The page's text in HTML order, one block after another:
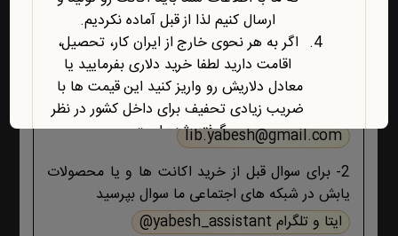
1- برای پشتیبانی اکانت ها و فروشگاه ، حتما و حتما
ابتدا تمام اطلاعات محصول، صفحه پشتیبانی و پیام
های ایمیلی ،تکمیل سفارش و ثبت سفارش را مطالعه
کنید اگر هیچ جوابی برای مشکل شما نبود آنگاه ایمیل
lib.yabesh@gmail.com
2- برای سوال قبل از خرید اکانت ها و یا محصولات
یابش در شبکه های اجتماعی ما سوال بپرسید
ایتا و تلگرام yabesh_assistant@
ارسال کنیم لذا از قبل آماده نکردیم.
اگر به هر نحوی خارج از ایران کار، تحصیل،
اقامت دارید لطفا خرید دلاری بفرمایید یا
معادل دلاریش رو واریز کنید این قیمت ها با
ضریب زیادی تحفیف برای داخل کشور در نظر
گرفته شده است.
آخرین محصول اضافه شده به فروشگاه
امبیس AI است.
روش ارتباط با ما در پایین صفحات یابش
درچ شده است، مطابق موضوع با ما تماس